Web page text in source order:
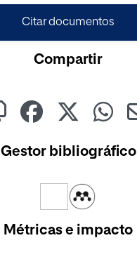
Citar documentos
Compartir
Gestor bibliográfico
Métricas e impacto